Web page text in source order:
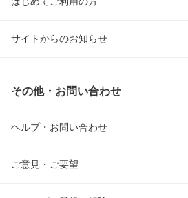
サイトからのお知らせ
その他・お問い合わせ
ヘルプ・お問い合わせ
ご意見・ご要望